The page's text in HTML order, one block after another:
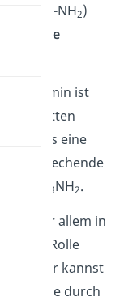
(-NH2)
primäre
Amin ist
des dritten
trägt es eine
entsprechende
CH
3NH2.
vor allem in
Rolle
Darunter kannst
die durch